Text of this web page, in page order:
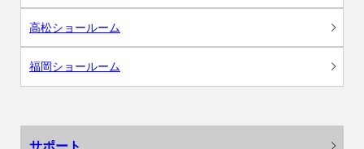
高松ショールーム
福岡ショールーム
サポート